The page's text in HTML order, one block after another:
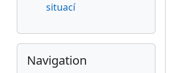
situací
Skip Navigation
Navigation